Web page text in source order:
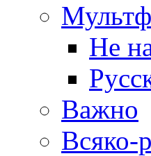
Не
Важно
Всяко-